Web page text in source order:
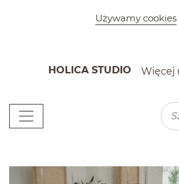
Szybkie menu
Używamy cookies
HOLICA STUDIO Więcej
Menu główne